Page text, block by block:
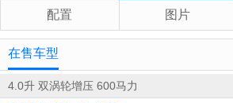
配置 图片
在售车型
4.0升 双涡轮增压 600马力